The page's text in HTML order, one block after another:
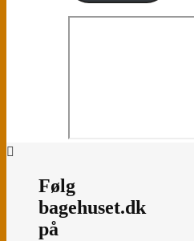
Følg
bagehuset.dk
på